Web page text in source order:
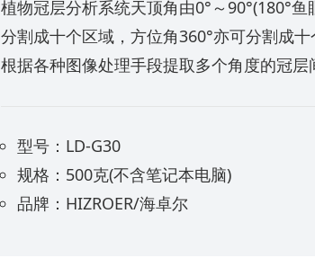
植物冠层分析系统天顶角由0°～90°(180°鱼
分割成十个区域，方位角360°亦可分割成十
根据各种图像处理手段提取多个角度的冠层
型号：LD-G30
规格：500克(不含笔记本电脑)
品牌：HIZROER/海卓尔